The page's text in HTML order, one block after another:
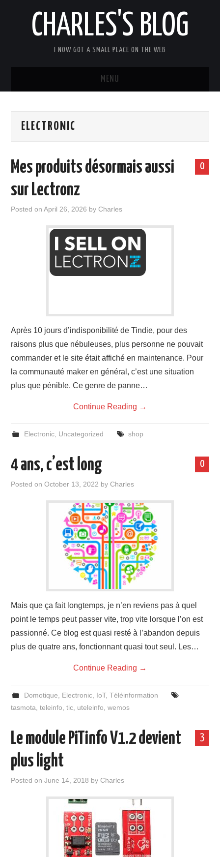
CHARLES'S BLOG
I NOW GOT A SMALL PLACE ON THE WEB
MENU
ARDUIPI
COMMUNITY FORUM
ELECTRONIC
0
Mes produits désormais aussi
sur Lectronz
Posted onApril 26, 2026 byCharles
Après 10 jours d’indisponibilité de Tindie, pour des
raisons plus que nébuleuses, plus personne ne pouvait
commander et le site était affiché en maintenance. Pour
la communauté maker en général, c’est une situation
plus que pénible. Ce genre de panne…
Continue Reading →
Electronic, Uncategorized shop
0
4 ans, c’est long
Posted onOctober 13, 2022 byCharles
Mais que ça fait longtemps, je n’en reviens pas à quel
point le temps peut passer vite, trop vite lorsque l’on est
passionné. Ce blog est quasi resté à l’abandon depuis
plus de quatre ans, fonctionnant quasi tout seul. Les…
Continue Reading →
Domotique Electronic, IoT, Téléinformation
tasmota ,teleinfo ,tic uteleinfo ,wemos
3
Le module PiTinfo V1.2 devient
plus light
Posted onJune 14, 2018 byCharles